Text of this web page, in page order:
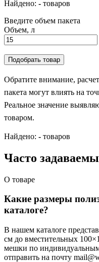
Найдено: - товаров
Введите объем пакета
Объем, л
Подобрать товар
Обратите внимание,
пакета могут влиять на
Реальное значение
товаром.
Найдено: - товаров
Часто
О товаре
Какие размеры
каталоге?
В нашем каталоге
см до вместительных
мешки по
отправить на почту